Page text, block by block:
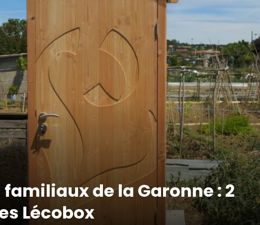
de la Garonne : 2
Lécobox